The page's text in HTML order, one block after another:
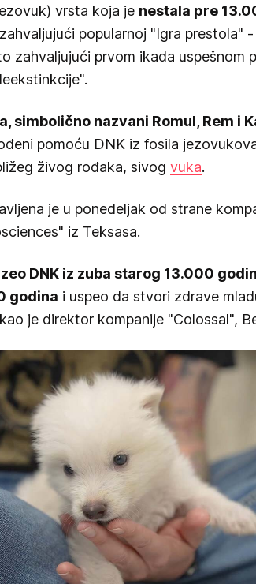
vrsta koja je nestala pre
popularnoj "Igra prestola"
zahvaljujući prvom ikada uspešnom
simbolično nazvani Romul, Rem i
pomoću DNK iz fosila
živog rođaka, sivog vuka.
je u ponedeljak od strane
iz Teksasa.
DNK iz zuba starog 13.000
godina i uspeo da stvori zdrave
je direktor kompanije "Colossal",